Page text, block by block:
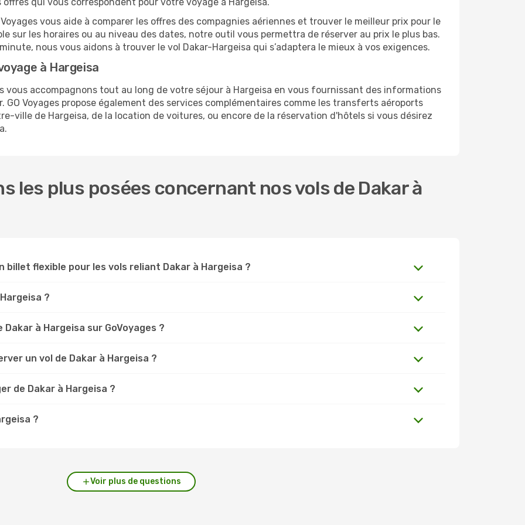
vous aide à comparer les offres des compagnies aériennes et trouver le meilleur prix pour le
sur les horaires ou au niveau des dates, notre outil vous permettra de réserver au prix le plus bas.
nous vous aidons à trouver le vol Dakar-Hargeisa qui s’adaptera le mieux à vos exigences.
à Hargeisa
accompagnons tout au long de votre séjour à Hargeisa en vous fournissant des informations
GO Voyages propose également des services complémentaires comme les transferts aéroports
ville de Hargeisa, de la location de voitures, ou encore de la réservation d'hôtels si vous désirez
les plus posées concernant nos vols de Dakar à
flexible pour les vols reliant Dakar à Hargeisa ?
?
à Hargeisa sur GoVoyages ?
un vol de Dakar à Hargeisa ?
de Dakar à Hargeisa ?
?
Voir plus de questions